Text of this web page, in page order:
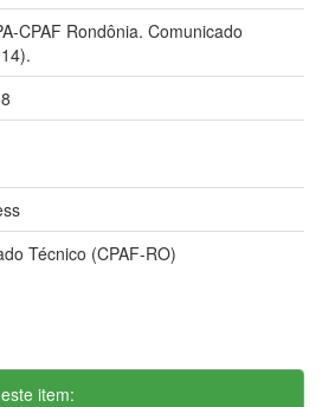
CPAF Rondônia. Comunicado
Técnico (CPAF-RO)
item: